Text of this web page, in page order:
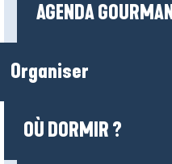
AGENDA
Organiser
OÙ DORMIR ?
Guérande
44